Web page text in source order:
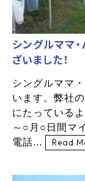
シングルママ
ざいました！
シングルママ
います。弊社
にたっている
～○月○日間マ
電話...
Read